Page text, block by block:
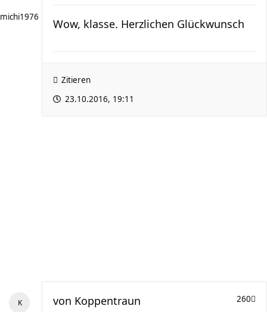
michi1976 Wow, klasse. Herzlichen Glückwunsch
Zitieren
23.10.2016, 19:11
260
von Koppentraun